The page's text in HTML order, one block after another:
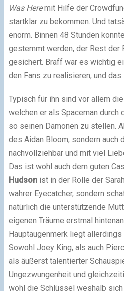
Was Heremit Hilfe der
startklar zu bekommen. Und
enorm. Binnen 48 Stunden
gestemmt werden, der Rest der
gesichert. Braff war es wichtig
den Fans zu realisieren, und
Typisch für ihn sind vor allem
welchen er als Spaceman durch
so seinen Dämonen zu stellen.
des Aidan Bloom, sondern auch
nachvollziehbar und mit viel
Das ist wohl auch dem guten
Hudsonist in der Rolle der
wahrer Eyecatcher, sondern
natürlich die unterstützende
eigenen Träume erstmal
Hauptaugenmerk liegt
Sowohl Joey King, als auch
als äußerst talentierter
Ungezwungenheit und
wohl die Schlüssel weshalb